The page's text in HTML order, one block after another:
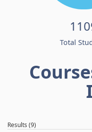
Total
Results (9)